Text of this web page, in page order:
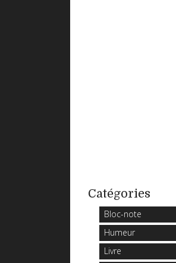
Catégories
Bloc-note
Humeur
Livre